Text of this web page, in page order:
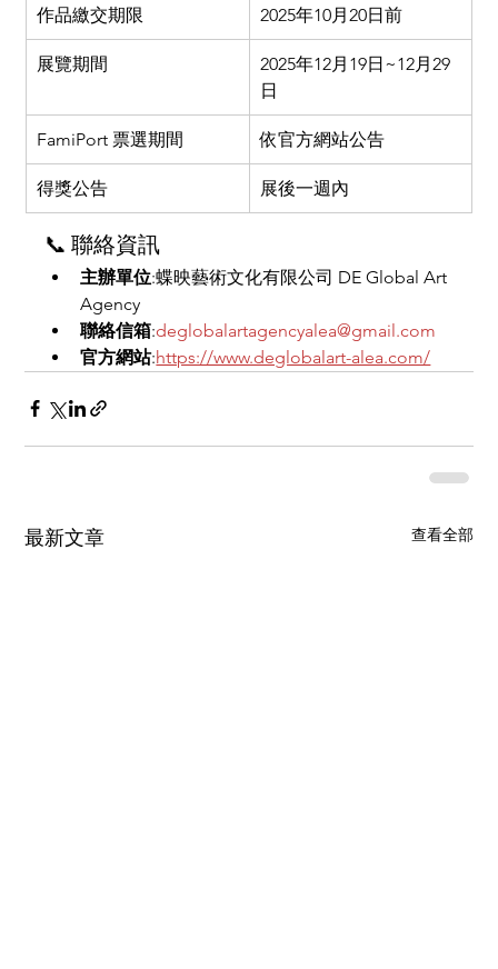
作品繳交期限 2025年10月20日前
展覽期間
2025年12月19日~12月29
日
FamiPort 票選期間 依官方網站公告
得獎公告 展後一週內
📞 聯絡資訊
主辦單位:蝶映藝術文化有限公司 DE Global Art
Agency
聯絡信箱:deglobalartagencyalea@gmail.com
官方網站:https://www.deglobalart-alea.com/
最新文章 查看全部